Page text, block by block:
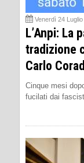
Venerdì 24
L’Anpi:
tradizione
Carlo
Cinque mesi
fucilati dai